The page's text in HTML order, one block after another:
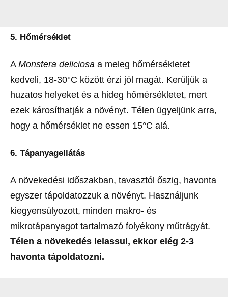
5. Hőmérséklet
A Monstera deliciosa a meleg hőmérsékletet
kedveli, 18-30°C között érzi jól magát. Kerüljük a
huzatos helyeket és a hideg hőmérsékletet, mert
ezek károsíthatják a növényt. Télen ügyeljünk arra,
hogy a hőmérséklet ne essen 15°C alá.
6. Tápanyagellátás
A növekedési időszakban, tavasztól őszig, havonta
egyszer tápoldatozzuk a növényt. Használjunk
kiegyensúlyozott, minden makro- és
mikrotápanyagot tartalmazó folyékony műtrágyát.
Télen a növekedés lelassul, ekkor elég 2-3
havonta tápoldatozni.